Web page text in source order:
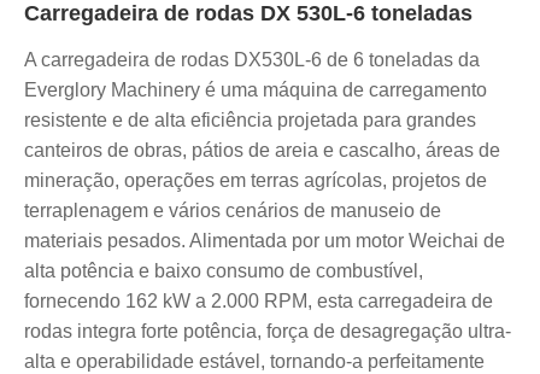
Carregadeira de rodas DX 530L-6 toneladas
A carregadeira de rodas DX530L-6 de 6 toneladas da
Everglory Machinery é uma máquina de carregamento
resistente e de alta eficiência projetada para grandes
canteiros de obras, pátios de areia e cascalho, áreas de
mineração, operações em terras agrícolas, projetos de
terraplenagem e vários cenários de manuseio de
materiais pesados. Alimentada por um motor Weichai de
alta potência e baixo consumo de combustível,
fornecendo 162 kW a 2.000 RPM, esta carregadeira de
rodas integra forte potência, força de desagregação ultra-
alta e operabilidade estável, tornando-a perfeitamente